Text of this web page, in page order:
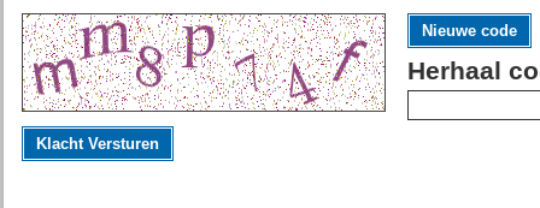
Nieuwe code
Herhaal
Klacht Versturen